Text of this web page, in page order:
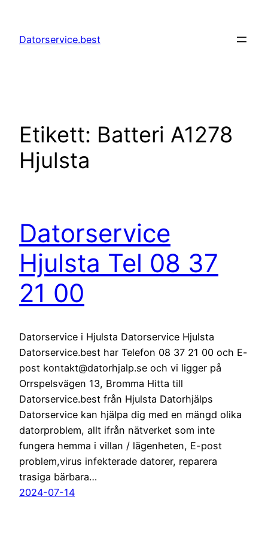
innehåll
Datorservice.best
Etikett: Batteri A1278
Hjulsta
Datorservice
Hjulsta Tel 08 37
21 00
Datorservice i Hjulsta Datorservice Hjulsta
Datorservice.best har Telefon 08 37 21 00 och E-
post kontakt@datorhjalp.se och vi ligger på
Orrspelsvägen 13, Bromma Hitta till
Datorservice.best från Hjulsta Datorhjälps
Datorservice kan hjälpa dig med en mängd olika
datorproblem, allt ifrån nätverket som inte
fungera hemma i villan / lägenheten, E-post
problem,virus infekterade datorer, reparera
trasiga bärbara…
2024-07-14